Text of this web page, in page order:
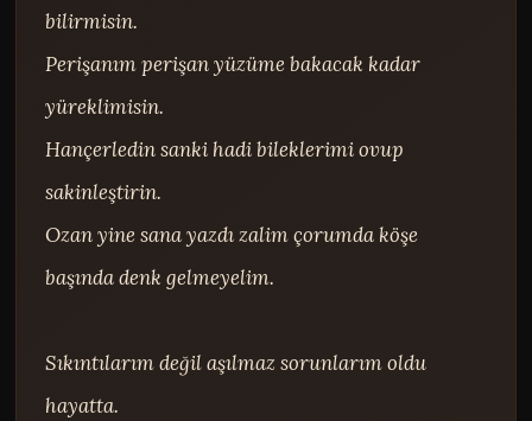
bilirmisin.
Perişanım perişan yüzüme bakacak kadar
yüreklimisin.
Hançerledin sanki hadi bileklerimi ovup
sakinleştirin.
Ozan yine sana yazdı zalim çorumda köşe
başında denk gelmeyelim.
Sıkıntılarım değil aşılmaz sorunlarım oldu
hayatta.